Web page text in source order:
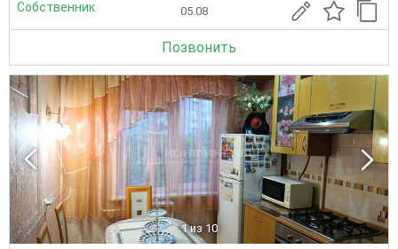
Собственник 05.08
Позвонить
1 из 10